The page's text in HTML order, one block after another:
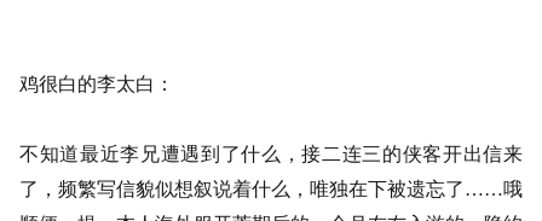
鸡很白的李太白：
不知道最近李兄遭遇到了什么，接二连三的侠客开出信来
了，频繁写信貌似想叙说着什么，唯独在下被遗忘了……哦